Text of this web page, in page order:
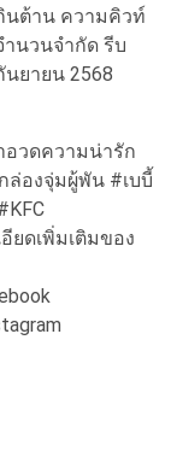
นต้าน ความคิวท์
นวนจำกัด รีบ
ยายน 2568
วดความน่ารัก
องจุ่มผู้พัน #เบบี้
ยดเพิ่มเติมของ